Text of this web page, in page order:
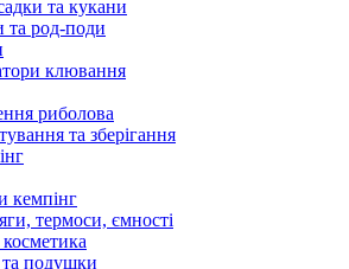
та кукани
та род-поди
клювання
риболова
та зберігання
кемпінг
термоси, ємності
косметика
подушки